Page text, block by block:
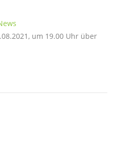
um 19.00 Uhr über